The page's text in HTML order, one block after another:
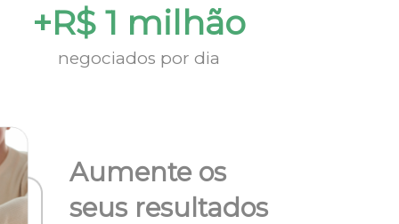
+R$ 1 milhão
negociados por dia
Aumente os
seus resultados